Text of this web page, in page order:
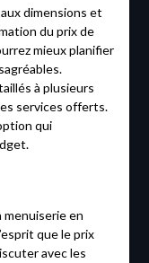
dimensions et
du prix de
mieux planifier
à plusieurs
services offerts.
qui
menuiserie en
que le prix
avec les